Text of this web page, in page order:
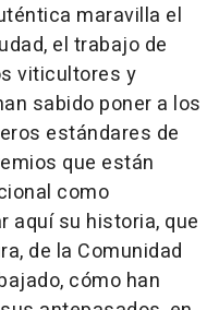
maravilla el
el trabajo de
viticultores y
sabido poner a los
estándares de
que están
como
aquí su historia, que
de la Comunidad
cómo han